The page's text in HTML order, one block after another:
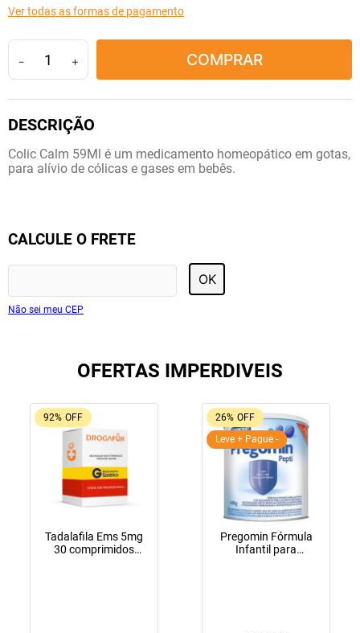
Ver todas as formas de pagamento
＋
－ COMPRAR
Colic Calm 59Ml é um medicamento homeopático em gotas,
para alívio de cólicas e gases em bebês.
CALCULE O FRETE
OK
Não sei meu CEP
OFERTAS IMPERDIVEIS
92% OFF
Tadalafila Ems 5mg
30 comprimidos
26% OFF
Leve + Pague -
Pregomin Fórmula
Infantil para
10º lola